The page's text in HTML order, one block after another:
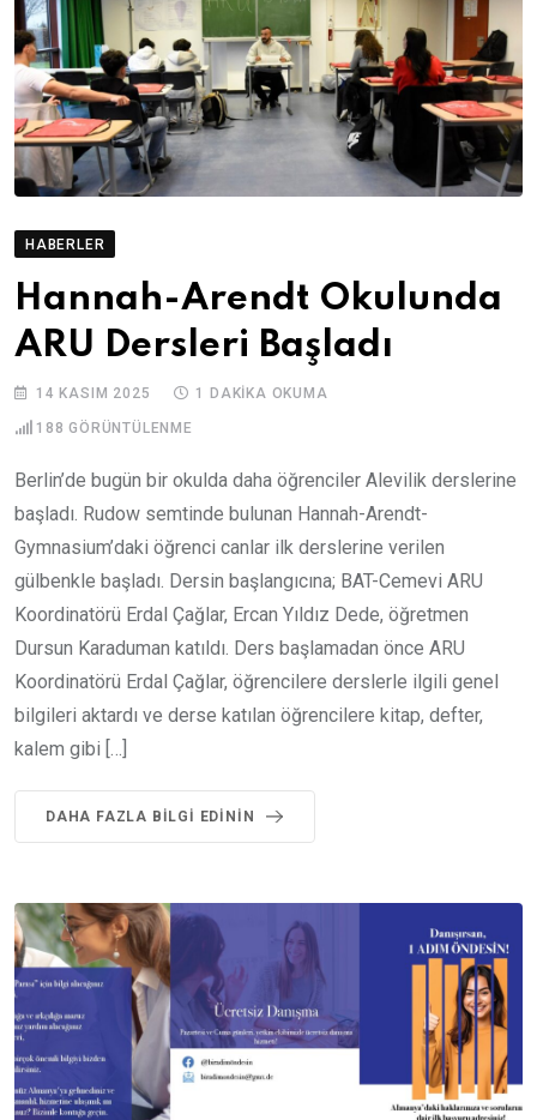
HABERLER
Hannah-Arendt Okulunda
ARU Dersleri Başladı
14 KASIM 2025 1 DAKIKA OKUMA
188 GÖRÜNTÜLENME
Berlin’de bugün bir okulda daha öğrenciler Alevilik derslerine
başladı. Rudow semtinde bulunan Hannah-Arendt-
Gymnasium’daki öğrenci canlar ilk derslerine verilen
gülbenkle başladı. Dersin başlangıcına; BAT-Cemevi ARU
Koordinatörü Erdal Çağlar, Ercan Yıldız Dede, öğretmen
Dursun Karaduman katıldı. Ders başlamadan önce ARU
Koordinatörü Erdal Çağlar, öğrencilere derslerle ilgili genel
bilgileri aktardı ve derse katılan öğrencilere kitap, defter,
kalem gibi […]
DAHA FAZLA BILGI EDININ